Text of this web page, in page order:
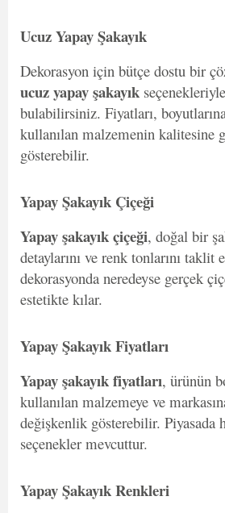
Ucuz Yapay Şakayık
Dekorasyon için bütçe dostu bir
ucuz yapay şakayık seçenekleriyle
bulabilirsiniz. Fiyatları,
kullanılan malzemenin kalitesine
gösterebilir.
Yapay Şakayık Çiçeği
Yapay şakayık çiçeği, doğal bir
detaylarını ve renk tonlarını taklit
dekorasyonda neredeyse gerçek
estetikte kılar.
Yapay Şakayık Fiyatları
Yapay şakayık fiyatları, ürünün
kullanılan malzemeye ve
değişkenlik gösterebilir. Piyasada
seçenekler mevcuttur.
Yapay Şakayık Renkleri